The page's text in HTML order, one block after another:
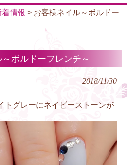
着情報 > お客様ネイル～ボルドー
ボルドーフレンチ～
2018/11/30
トグレーにネイビーストーンが